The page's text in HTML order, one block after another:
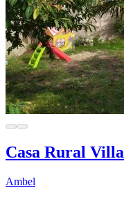
Casa Rural
Ambel